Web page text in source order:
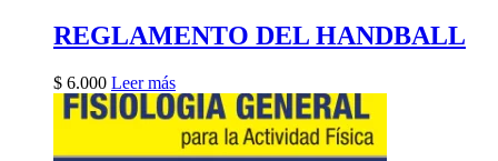
REGLAMENTO DEL HANDBALL
$ 6.000 Leer más